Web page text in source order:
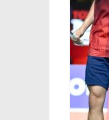
life